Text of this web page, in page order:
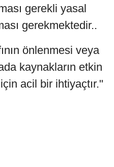
gerekli yasal
gerekmektedir..
önlenmesi veya
kaynakların etkin
acil bir ihtiyaçtır."